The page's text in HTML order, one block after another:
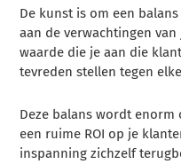
De kunst is om een
aan de verwachtingen
waarde die je aan die
tevreden stellen tegen
Deze balans wordt
een ruime ROI op je
inspanning zichzelf